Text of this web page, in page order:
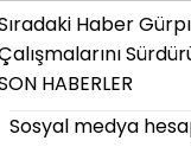
Haber
HABERLER
Sosyal medya